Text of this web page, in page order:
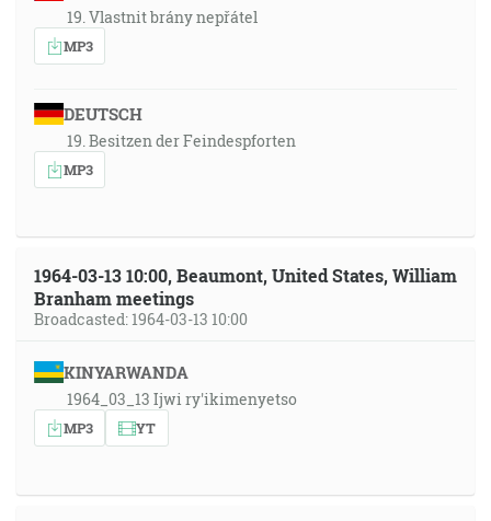
19. Vlastnit brány nepřátel
MP3
DEUTSCH
19. Besitzen der Feindespforten
MP3
1964-03-13 10:00, Beaumont, United States, William
Branham meetings
Broadcasted: 1964-03-13 10:00
KINYARWANDA
1964_03_13 Ijwi ry'ikimenyetso
MP3 YT